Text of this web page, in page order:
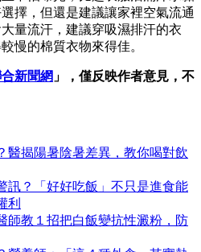
擇，但還是建議讓家裡空氣流通
量流汗，建議穿吸濕排汗的衣
慢的棉質衣物來得佳。
新聞網 」，僅反映作者意見，不
醫揭陽暑陰暑差異，教你喝對飲
訊？「好好吃飯」不只是進食能
利
師教１招把白飯變抗性澱粉，防